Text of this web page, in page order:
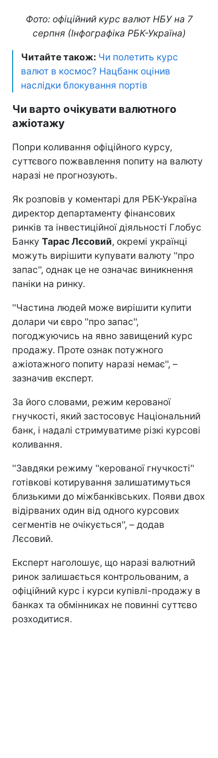
Фото: офіційний курс валют НБУ на 7
серпня (Інфографіка РБК-Україна)
Читайте також: Чи полетить курс
валют в космос? Нацбанк оцінив
наслідки блокування портів
Чи варто очікувати валютного
ажіотажу
Попри коливання офіційного курсу,
суттєвого пожвавлення попиту на валюту
наразі не прогнозують.
Як розповів у коментарі для РБК-Україна
директор департаменту фінансових
ринків та інвестиційної діяльності Глобус
Банку Тарас Лєсовий, окремі українці
можуть вирішити купувати валюту ''про
запас'', однак це не означає виникнення
паніки на ринку.
''Частина людей може вирішити купити
долари чи євро ''про запас'',
погоджуючись на явно завищений курс
продажу. Проте ознак потужного
ажіотажного попиту наразі немає'', –
зазначив експерт.
За його словами, режим керованої
гнучкості, який застосовує Національний
банк, і надалі стримуватиме різкі курсові
коливання.
''Завдяки режиму ''керованої гнучкості''
готівкові котирування залишатимуться
близькими до міжбанківських. Появи двох
відірваних один від одного курсових
сегментів не очікується'', – додав
Лєсовий.
Експерт наголошує, що наразі валютний
ринок залишається контрольованим, а
офіційний курс і курси купівлі-продажу в
банках та обмінниках не повинні суттєво
розходитися.